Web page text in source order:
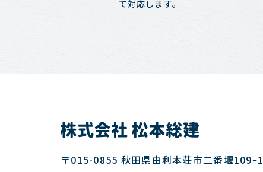
て対応します。
〒015-0855 秋田県由利本荘市二番堰109ｰ1